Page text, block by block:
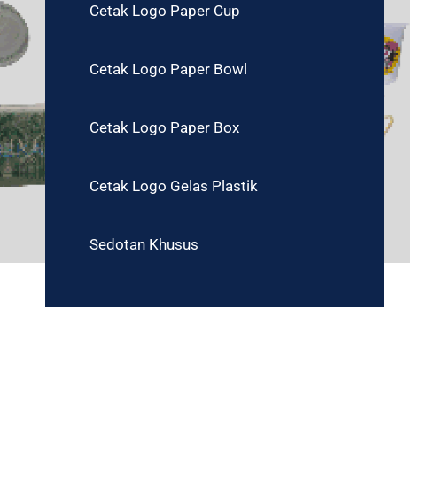
Cetak Logo Paper Cup
Cetak Logo Paper Bowl
Cetak Logo Paper Box
Cetak Logo Gelas Plastik
Sedotan Khusus